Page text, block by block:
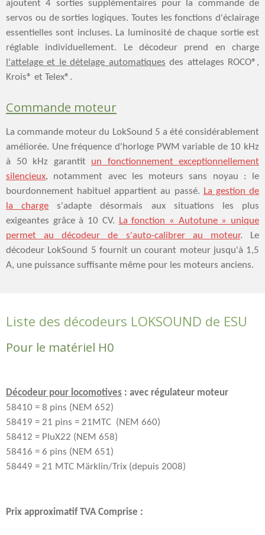
ajoutent 4 sorties supplémentaires pour la commande de
servos ou de sorties logiques. Toutes les fonctions d'éclairage
essentielles sont incluses. La luminosité de chaque sortie est
réglable individuellement. Le décodeur prend en charge
l'attelage et le dételage automatiques des attelages ROCO®,
Krois® et Telex®.
Commande moteur
La commande moteur du LokSound 5 a été considérablement
améliorée. Une fréquence d'horloge PWM variable de 10 kHz
à 50 kHz garantit un fonctionnement exceptionnellement
silencieux, notamment avec les moteurs sans noyau : le
bourdonnement habituel appartient au passé. La gestion de
la charge s'adapte désormais aux situations les plus
exigeantes grâce à 10 CV. La fonction « Autotune » unique
permet au décodeur de s'auto-calibrer au moteur. Le
décodeur LokSound 5 fournit un courant moteur jusqu'à 1,5
A, une puissance suffisante même pour les moteurs anciens.
Liste des décodeurs LOKSOUND de ESU
Pour le matériel H0
Décodeur pour locomotives : avec régulateur moteur
58410 = 8 pins (NEM 652)
58419 = 21 pins = 21MTC (NEM 660)
58412 = PluX22 (NEM 658)
58416 = 6 pins (NEM 651)
58449 = 21 MTC Märklin/Trix (depuis 2008)
Prix approximatif TVA Comprise :